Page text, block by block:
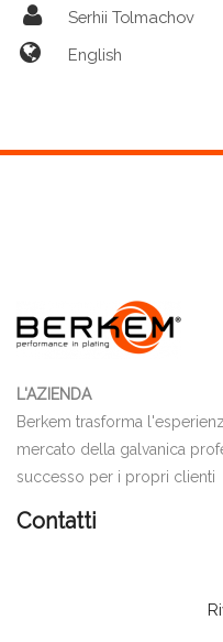
Serhii Tolmachov
English
L'AZIENDA
Berkem trasforma
mercato della galvanica
successo per i propri clienti
Contatti